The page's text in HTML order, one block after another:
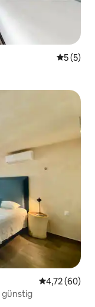
5 (5)
4,72 (60)
günstig